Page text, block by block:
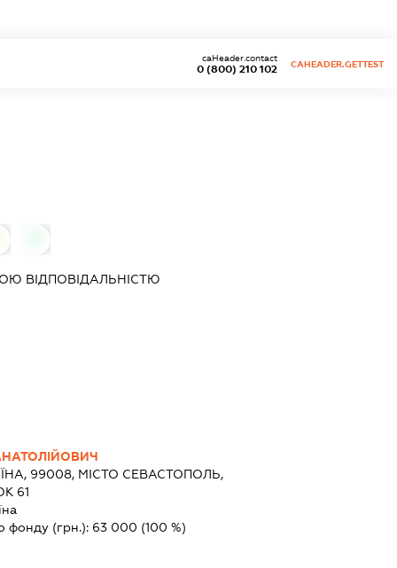
0 (800) 210 102
caHeader.contact
CAHEADER.GETTEST
ВІДПОВІДАЛЬНІСТЮ
99008, МІСТО СЕВАСТОПОЛЬ,
61
фонду (грн.): 63 000 (100 %)